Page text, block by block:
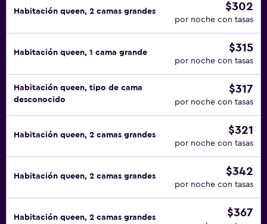
Habitación queen, 2 camas grandes $302
por noche con tasas
Habitación queen, 1 cama grande $315
por noche con tasas
Habitación queen, tipo de cama
desconocido
$317
por noche con tasas
Habitación queen, 2 camas grandes $321
por noche con tasas
Habitación queen, 2 camas grandes $342
por noche con tasas
Habitación queen, 2 camas grandes $367